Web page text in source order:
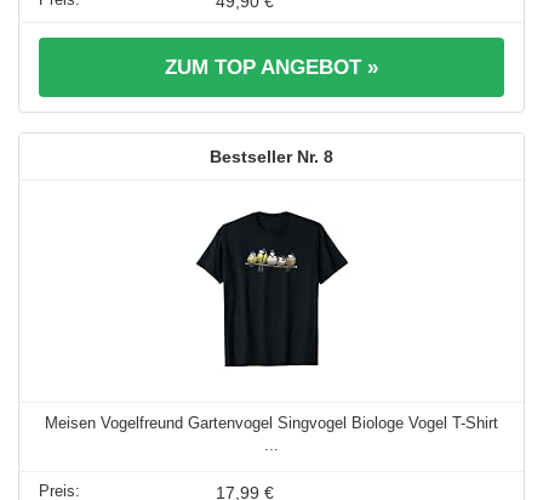
ZUM TOP ANGEBOT »
8
Meisen Vogelfreund Gartenvogel Singvogel Biologe Vogel T-Shirt
17,99 €